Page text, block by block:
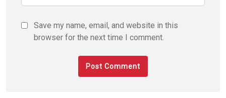
Save my name, email, and website in this
browser for the next time I comment.